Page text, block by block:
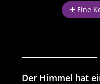
Eine
Der Himmel hat